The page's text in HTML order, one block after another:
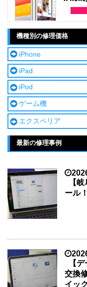
機種別の修理価格
iPhone
iPad
iPod
ゲーム機
エクスペリア
最新の修理事例
【
ール
【
交換
イッ